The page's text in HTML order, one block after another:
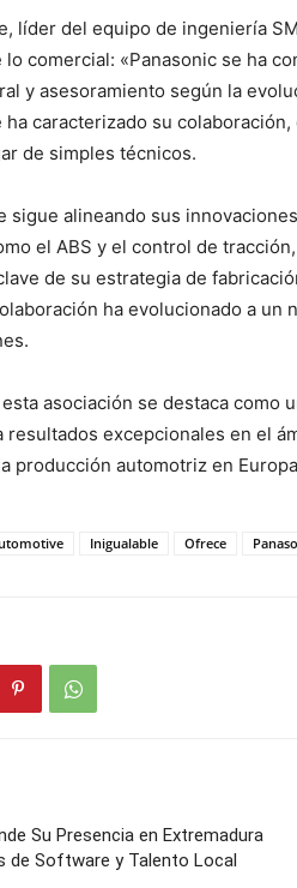
líder del equipo de ingeniería
lo comercial: «Panasonic se ha
y asesoramiento según la
ha caracterizado su
de simples técnicos.
sigue alineando sus
el ABS y el control de
de su estrategia de
ha evolucionado a
asociación se destaca como
resultados excepcionales en el
producción automotriz en
Inigualable Ofrece
Su Presencia en Extremadura
de Software y Talento Local